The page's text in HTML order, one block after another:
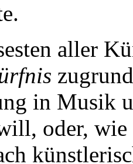
aller
in Musik
oder,